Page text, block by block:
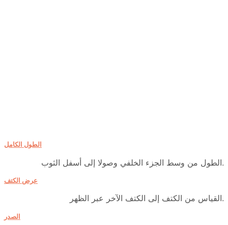
الطول الكامل
الطول من وسط الجزء الخلفي وصولا إلى أسفل الثوب.
عرض الكتف
القياس من الكتف إلى الكتف الآخر عبر الظهر.
الصدر